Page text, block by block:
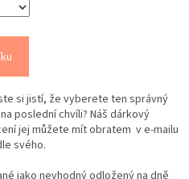
si jistí, že vyberete ten správný
poslední chvíli? Náš dárkový
jej můžete mít obratem v e‑mailu
svého.
jako nevhodný odložený na dně